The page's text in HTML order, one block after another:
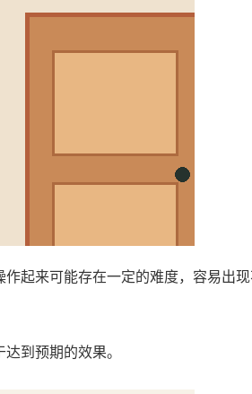
起来可能存在一定的难度，容易出
到预期的效果。